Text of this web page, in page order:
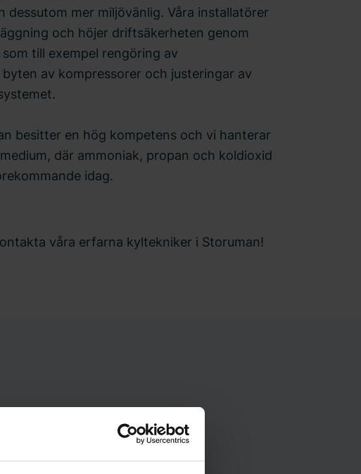
dessutom mer miljövänlig. Våra installatörer
och höjer driftsäkerheten genom
till exempel rengöring av
av kompressorer och justeringar av
besitter en hög kompetens och vi hanterar
där ammoniak, propan och koldioxid
idag.
våra erfarna kyltekniker i Storuman!